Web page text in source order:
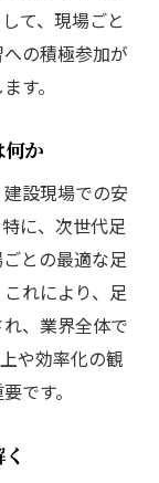
て、現場ごと
の積極参加が
す。
何か
設現場での安
に、次世代足
との最適な足
れにより、足
、業界全体で
や効率化の観
です。